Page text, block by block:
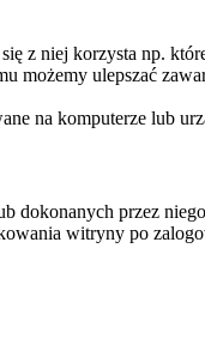
z niej korzysta np.
możemy ulepszać
na komputerze lub
dokonanych przez
witryny po